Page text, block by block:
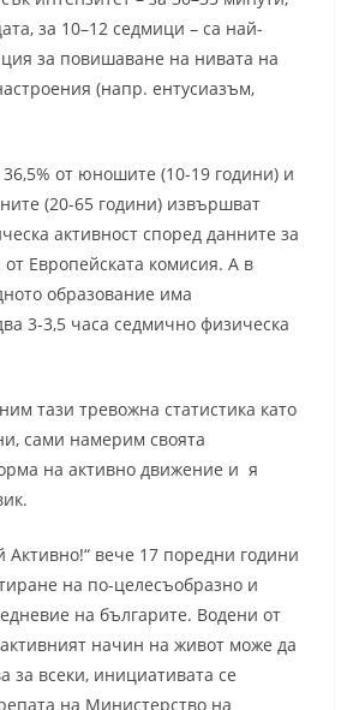
за 10–12 седмици – са най-
за повишаване на нивата на
(напр. ентусиазъм,
от юношите (10-19 години) и
(20-65 години) извършват
активност според данните за
от Европейската комисия. А в
образование има
3-3,5 часа седмично физическа
тази тревожна статистика като
сами намерим своята
на активно движение и я
Активно!“ вече 17 поредни години
на по-целесъобразно и
на българите. Водени от
начин на живот може да
за всеки, инициативата се
на Министерство на